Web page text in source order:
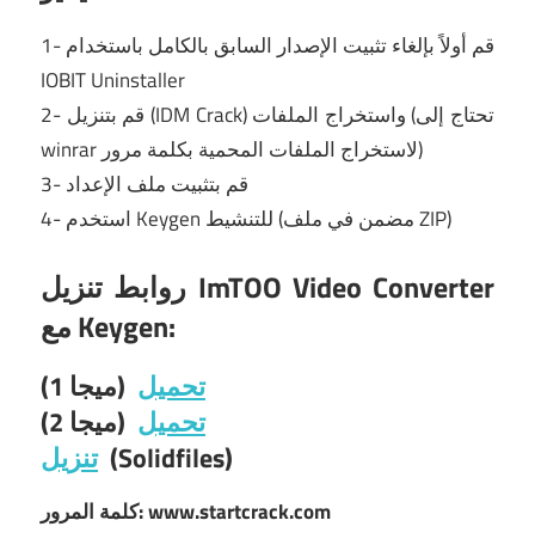
1- قم أولاً بإلغاء تثبيت الإصدار السابق بالكامل باستخدام
IOBIT Uninstaller
2- قم بتنزيل (IDM Crack) واستخراج الملفات (تحتاج إلى
winrar لاستخراج الملفات المحمية بكلمة مرور)
3- قم بتثبيت ملف الإعداد
4- استخدم Keygen للتنشيط (مضمن في ملف ZIP)
روابط تنزيل ImTOO Video Converter
مع Keygen:
تحميل (ميجا 1)
تحميل (ميجا 2)
تنزيل(Solidfiles)
كلمة المرور: www.startcrack.com